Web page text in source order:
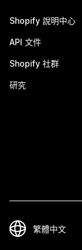
Shopify 說明中心
API 文件
Shopify 社群
研究